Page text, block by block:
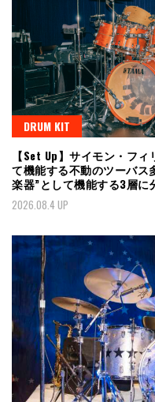
DRUM KIT
【Set Up】サイモン・フ
て機能する不動のツーバス
楽器”として機能する3層に
2026.08.4 UP